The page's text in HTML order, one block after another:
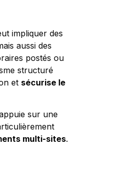
impliquer des
aussi des
postés ou
structuré
et sécurise le
sur une
multi-sites.